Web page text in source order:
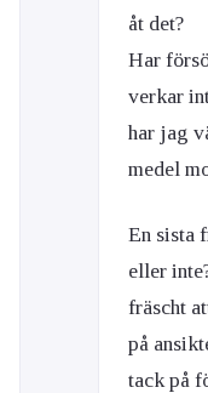
åt det?
Har
verkar
har jag
medel
En sista
eller
fräscht
på
tack på